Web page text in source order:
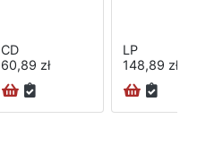
CD
60,89 zł
LP
148,89 zł